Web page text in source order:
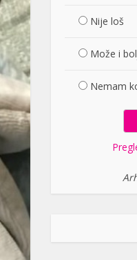
Nije loš
Može i
Nemam